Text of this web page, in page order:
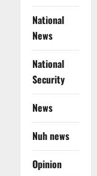
National
News
National
Security
News
Nuh news
Opinion